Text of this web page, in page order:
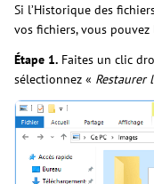
Si l’Historique des
vos fichiers, vous
Étape 1. Faites un clic
sélectionnez « Restaurer